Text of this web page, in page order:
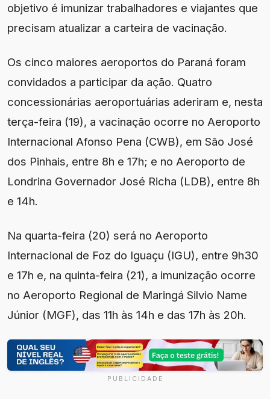
objetivo é imunizar trabalhadores e viajantes que
precisam atualizar a carteira de vacinação.
Os cinco maiores aeroportos do Paraná foram
convidados a participar da ação. Quatro
concessionárias aeroportuárias aderiram e, nesta
terça-feira (19), a vacinação ocorre no Aeroporto
Internacional Afonso Pena (CWB), em São José
dos Pinhais, entre 8h e 17h; e no Aeroporto de
Londrina Governador José Richa (LDB), entre 8h
e 14h.
Na quarta-feira (20) será no Aeroporto
Internacional de Foz do Iguaçu (IGU), entre 9h30
e 17h e, na quinta-feira (21), a imunização ocorre
no Aeroporto Regional de Maringá Silvio Name
Júnior (MGF), das 11h às 14h e das 17h às 20h.
PUBLICIDADE